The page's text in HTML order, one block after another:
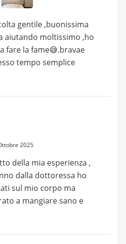
gentile ,buonissima
aiutando moltissimo ,ho
fare la fame😅.bravae
tempo semplice
2025
della mia esperienza ,
dalla dottoressa ho
sul mio corpo ma
a mangiare sano e